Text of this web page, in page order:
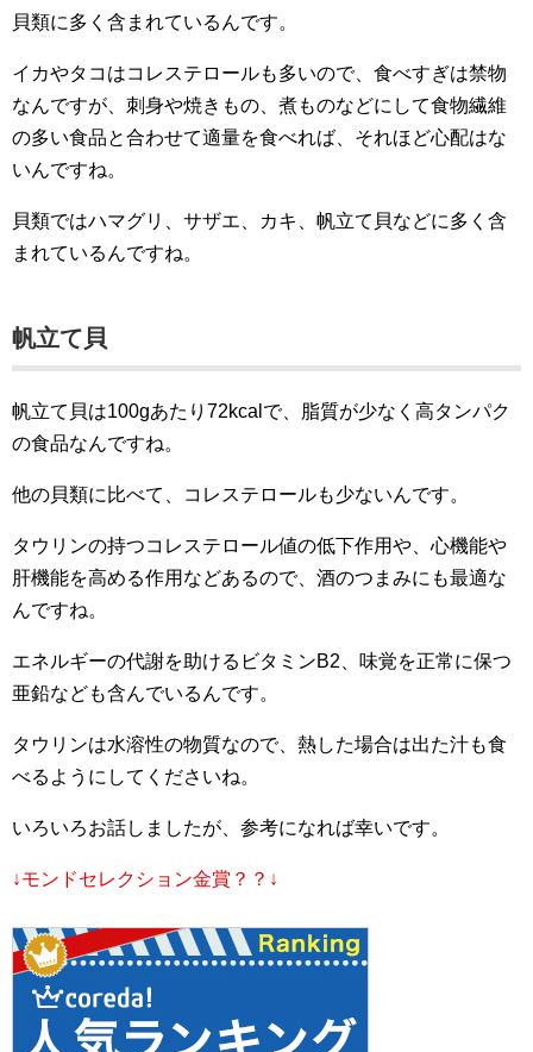
貝類に多く含まれているんです。
イカやタコはコレステロールも多いので、食べすぎは禁物
なんですが、刺身や焼きもの、煮ものなどにして食物繊維
の多い食品と合わせて適量を食べれば、それほど心配はな
いんですね。
貝類ではハマグリ、サザエ、カキ、帆立て貝などに多く含
まれているんですね。
帆立て貝
帆立て貝は100gあたり72kcalで、脂質が少なく高タンパク
の食品なんですね。
他の貝類に比べて、コレステロールも少ないんです。
タウリンの持つコレステロール値の低下作用や、心機能や
肝機能を高める作用などあるので、酒のつまみにも最適な
んですね。
エネルギーの代謝を助けるビタミンB2、味覚を正常に保つ
亜鉛なども含んでいるんです。
タウリンは水溶性の物質なので、熱した場合は出た汁も食
べるようにしてくださいね。
いろいろお話しましたが、参考になれば幸いです。
↓モンドセレクション金賞？？↓